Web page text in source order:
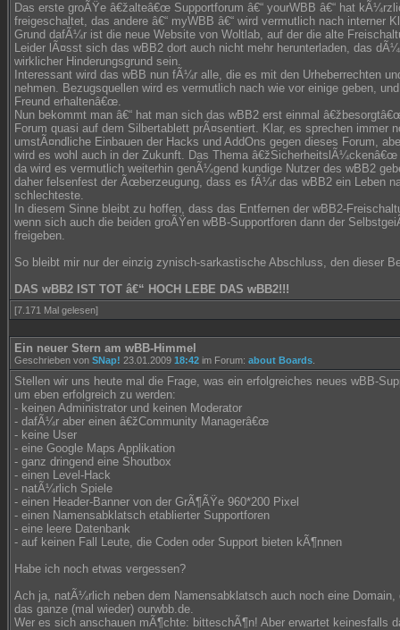
Das erste groÃŸe â€žalteâ€œ Supportforum â€“ yourWBB â€“ hat
freigeschaltet, das andere â€“ myWBB â€“ wird vermutlich nach interner
Grund dafÃ¼r ist die neue Website von Woltlab, auf der die alte
Leider lÃ¤sst sich das wBB2 dort auch nicht mehr herunterladen, das
wirklicher Hinderungsgrund sein.
Interessant wird das wBB nun fÃ¼r alle, die es mit den Urheberrechten
nehmen. Bezugsquellen wird es vermutlich nach wie vor einige geben,
Freund erhaltenâ€œ.
Nun bekommt man â€“ hat man sich das wBB2 erst einmal
Forum quasi auf dem Silbertablett prÃ¤sentiert. Klar, es sprechen immer
umstÃ¤ndliche Einbauen der Hacks und AddOns gegen dieses Forum,
wird es wohl auch in der Zukunft. Das Thema
da wird es vermutlich weiterhin genÃ¼gend kundige Nutzer des wBB2
daher felsenfest der Ãœberzeugung, dass es fÃ¼r das wBB2 ein Leben
schlechteste.
In diesem Sinne bleibt zu hoffen, dass das Entfernen der wBB2-
wenn sich auch die beiden groÃŸen wBB-Supportforen dann der
freigeben.
So bleibt mir nur der einzig zynisch-sarkastische Abschluss, den dieser
DAS wBB2 IST TOT â€“ HOCH LEBE DAS wBB2!!!
[7.171 Mal gelesen]
Ein neuer Stern am wBB-Himmel
Geschrieben von SNap! 23.01.2009 18:42 im Forum: about Boards
Stellen wir uns heute mal die Frage, was ein erfolgreiches neues wBB-
um eben erfolgreich zu werden:
- keinen Administrator und keinen Moderator
- dafÃ¼r aber einen â€žCommunity Managerâ€œ
- keine User
- eine Google Maps Applikation
- ganz dringend eine Shoutbox
- einen Level-Hack
- natÃ¼rlich Spiele
- einen Header-Banner von der GrÃ¶ÃŸe 960*200 Pixel
- einen Namensabklatsch etablierter Supportforen
- eine leere Datenbank
- auf keinen Fall Leute, die Coden oder Support bieten kÃ¶nnen
Habe ich noch etwas vergessen?
Ach ja, natÃ¼rlich neben dem Namensabklatsch auch noch eine
das ganze (mal wieder) ourwbb.de.
Wer es sich anschauen mÃ¶chte: bitteschÃ¶n! Aber erwartet keinesfalls